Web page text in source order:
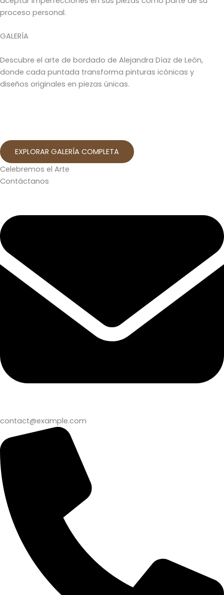
proceso personal.
GALERÍA
Descubre el arte de bordado de Alejandra Díaz de León,
donde cada puntada transforma pinturas icónicas y
diseños originales en piezas únicas.
EXPLORAR GALERÍA COMPLETA
Celebremos el Arte
Contáctanos
contact@example.com